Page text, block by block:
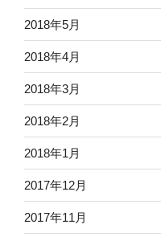
2018年5月
2018年4月
2018年3月
2018年2月
2018年1月
2017年12月
2017年11月